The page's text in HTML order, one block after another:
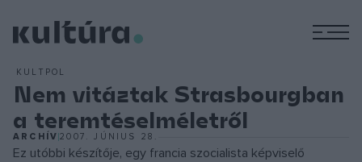
KULTPOL
Nem vitáztak Strasbourgban
a teremtéselméletről
ARCHÍV2007. JÚNIUS 28.
Ez utóbbi készítője, egy francia szocialista képviselő